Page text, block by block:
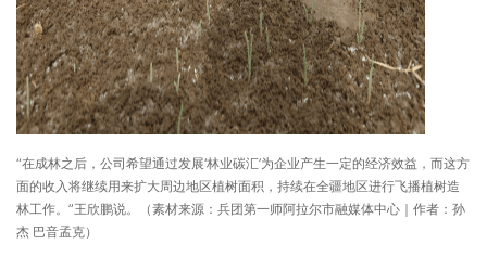
“在成林之后，公司希望通过发展‘林业碳汇’为企业产生一定的经济效益，而这方
面的收入将继续用来扩大周边地区植树面积，持续在全疆地区进行飞播植树造
林工作。”王欣鹏说。（素材来源：兵团第一师阿拉尔市融媒体中心｜作者：孙
杰 巴音孟克）